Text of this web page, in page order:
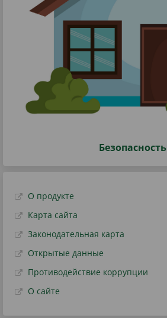
Безопасность
О продукте
Карта сайта
Законодательная карта
Открытые данные
Противодействие коррупции
О сайте